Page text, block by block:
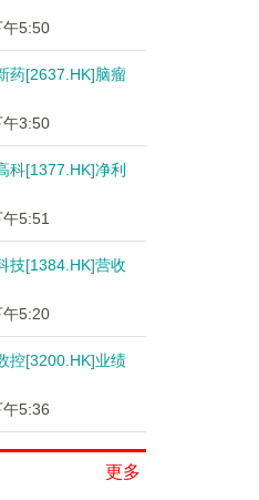
午5:50
药[2637.HK]脑瘤
午3:50
科[1377.HK]净利
5:51
技[1384.HK]营收
午5:20
控[3200.HK]业绩
5:36
更多